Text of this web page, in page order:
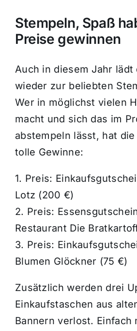
Stempeln, Spaß
Preise gewinnen
Auch in diesem Jahr lädt
wieder zur beliebten
Wer in möglichst vielen
macht und sich das im
abstempeln lässt, hat
tolle Gewinne:
1. Preis:
Lotz (200 €)
2. Preis:
Restaurant Die
3. Preis:
Blumen Glöckner (75 €)
Zusätzlich werden drei
Einkaufstaschen aus
Bannern verlost. Einfach